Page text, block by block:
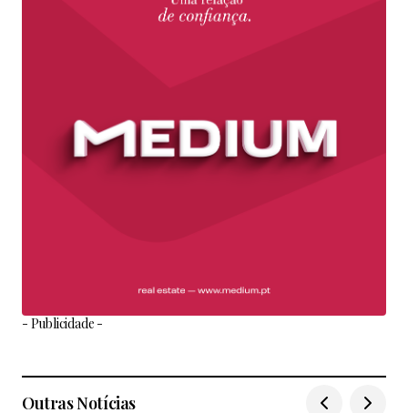
- Publicidade -
Outras Notícias